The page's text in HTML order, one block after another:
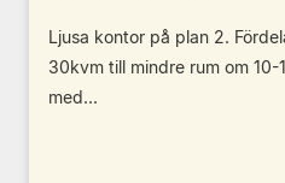
Ljusa kontor på plan 2.
30kvm till mindre rum om
med...